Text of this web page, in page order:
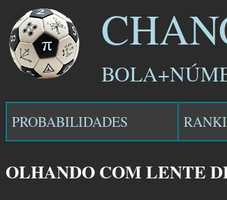
PROBABILIDADES
OLHANDO COM LENTE